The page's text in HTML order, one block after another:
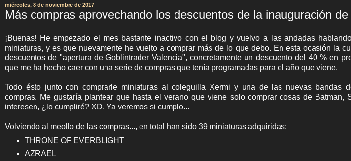
miércoles, 8 de noviembre de 2017
Más compras aprovechando los descuentos de la inauguración
¡Buenas! He empezado el mes bastante inactivo con el blog y vuelvo a las andadas
miniaturas, y es que nuevamente he vuelto a comprar más de lo que debo. En esta ocasión la
descuentos de "apertura de Goblintrader Valencia", concretamente un descuento del 40 % en
que me ha hecho caer con una serie de compras que tenía programadas para el año que viene.
Todo ésto junto con comprarle miniaturas al coleguilla Xermi y una de las nuevas bandas
compras. Me gustaría plantear que hasta el verano que viene solo comprar cosas de Batman,
interesen, ¿lo cumpliré? XD. Ya veremos si cumplo...
Volviendo al meollo de las compras..., en total han sido 39 miniaturas adquiridas:
THRONE OF EVERBLIGHT
AZRAEL